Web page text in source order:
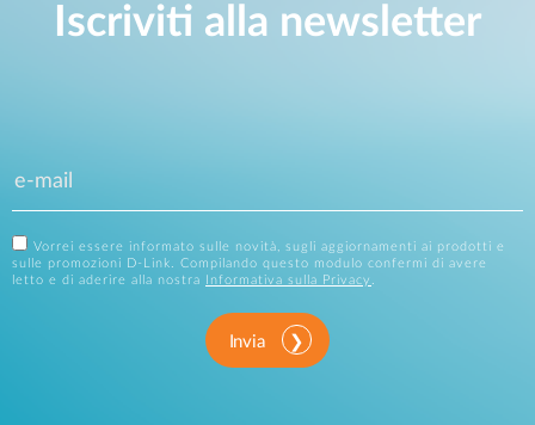
Iscriviti alla newsletter
Vorrei essere informato sulle novità, sugli aggiornamenti ai prodotti e
sulle promozioni D-Link. Compilando questo modulo confermi di avere
letto e di aderire alla nostra
Informativa sulla Privacy .
Invia